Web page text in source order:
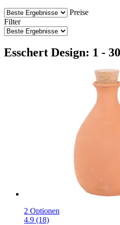
Preise
Filter
Esschert Design: 1 -
2 Optionen
4.9 (18)